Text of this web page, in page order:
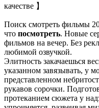
качестве 】
Поиск смотреть фильмы
что посмотреть. Новые
фильмов на вечер. Без
любимой озвучкой.
Элитность закачаешься
указанном завязывать, у
представленном
рукавов сорочки.
протеканием сюжета у